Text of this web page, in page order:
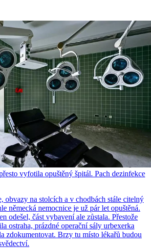
vyfotila opuštěný špitál. Pach dezinfekce
obvazy na stolcích a v chodbách stále citelný
německá nemocnice je už pár let opuštěná.
odešel, část vybavení ale zůstala. Přestože
ostraha, prázdné operační sály urbexerka
zdokumentovat. Brzy tu místo lékařů budou